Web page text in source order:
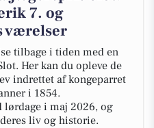
7. og
værelser
tilbage i tiden med en
Her kan du opleve de
indrettet af kongeparret
i 1854.
lørdage i maj 2026, og
liv og historie.